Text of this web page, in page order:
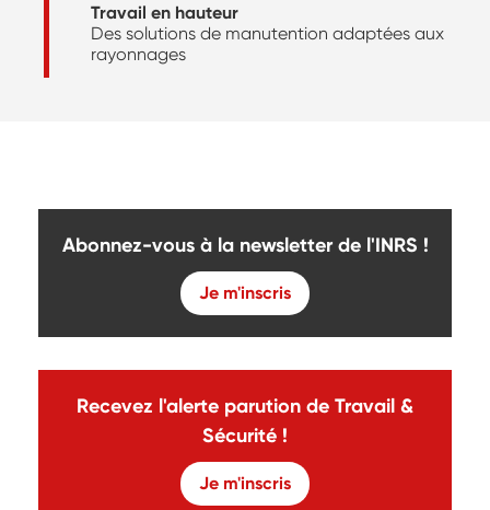
Travail en hauteur
Des solutions de manutention adaptées aux
rayonnages
Abonnez-vous à la newsletter de l'INRS !
Je m'inscris
Recevez l'alerte parution de Travail &
Sécurité !
Je m'inscris